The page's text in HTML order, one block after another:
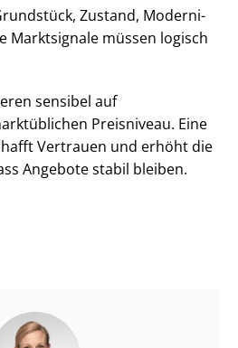
Zustand, Mo­der­ni­
Marktsignale müssen logisch
sensibel auf
Preisniveau. Eine
Vertrauen und erhöht die
Angebote stabil bleiben.